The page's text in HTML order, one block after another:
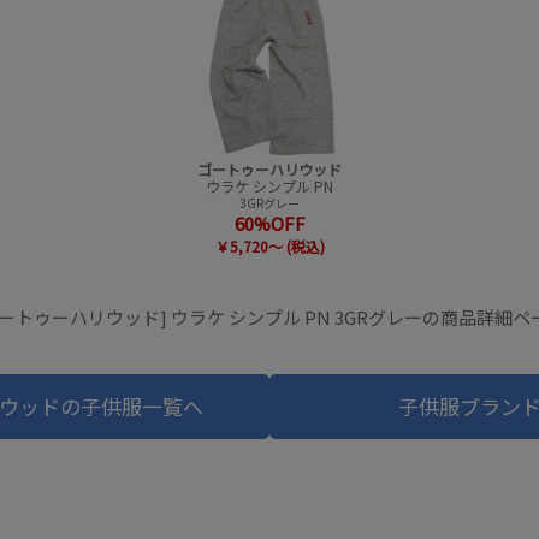
ゴートゥーハリウッド
ウラケ シンプル PN
3GRグレー
60%OFF
￥5,720～ (税込)
トゥーハリウッド] ウラケ シンプル PN 3GRグレーの商品詳細ペ
ッドの子供服一覧へ 子供服ブラン